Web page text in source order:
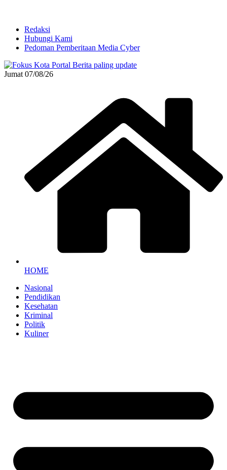
Redaksi
Hubungi Kami
Pedoman Pemberitaan Media Cyber
Jumat 07/08/26
HOME
Nasional
Pendidikan
Kesehatan
Kriminal
Politik
Kuliner